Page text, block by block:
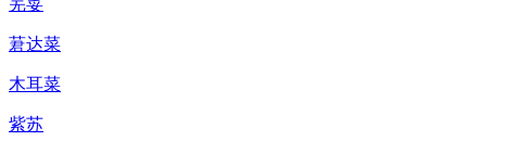
芜荽
莙达菜
木耳菜
紫苏